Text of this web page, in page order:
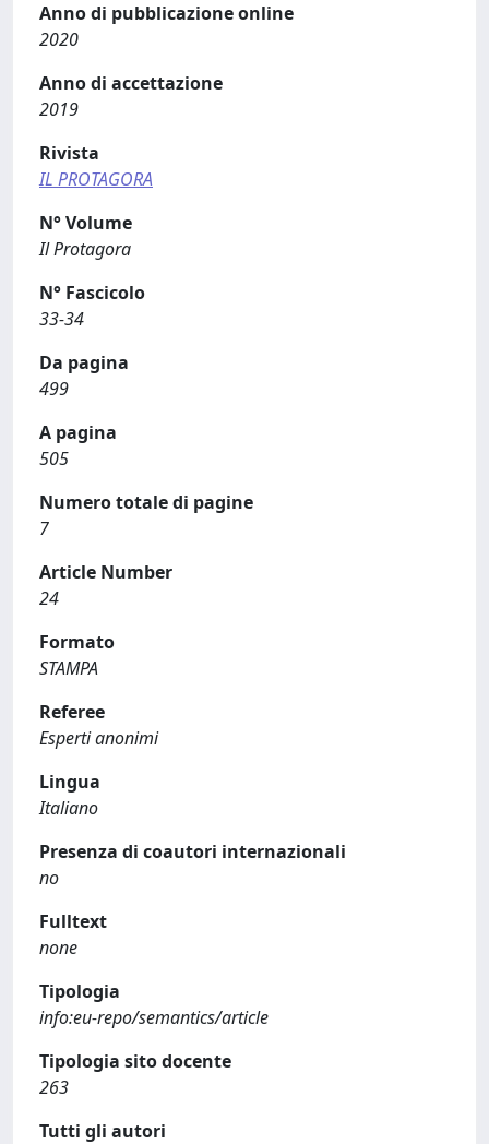
Anno di pubblicazione online
2020
Anno di accettazione
2019
Rivista
IL PROTAGORA
N° Volume
Il Protagora
N° Fascicolo
33-34
Da pagina
499
A pagina
505
Numero totale di pagine
7
Article Number
24
Formato
STAMPA
Referee
Esperti anonimi
Lingua
Italiano
Presenza di coautori internazionali
no
Fulltext
none
Tipologia
info:eu-repo/semantics/article
Tipologia sito docente
263
Tutti gli autori